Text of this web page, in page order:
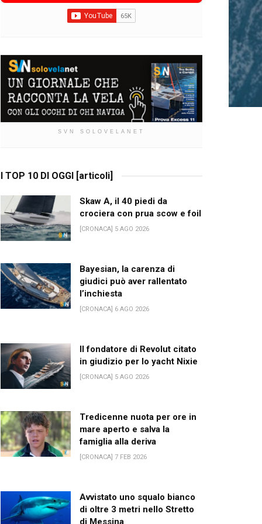
SVN SOLOVELANET
I TOP 10 DI OGGI [articoli]
Skaw A, il 40 piedi da
crociera con prua scow e foil
[CRONACA] 5 AGO 2026
Bayesian, la carenza di
giudici può aver rallentato
l’inchiesta
[CRONACA] 6 AGO 2026
Il fondatore di Revolut citato
in giudizio per lo yacht Nixie
[CRONACA] 5 AGO 2026
Tredicenne nuota per ore in
mare aperto e salva la
famiglia alla deriva
[CRONACA] 7 FEB 2026
Avvistato uno squalo bianco
di oltre 3 metri nello Stretto
di Messina